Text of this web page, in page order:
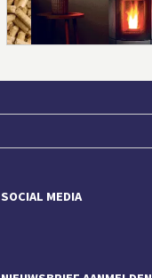
SOCIAL MEDIA